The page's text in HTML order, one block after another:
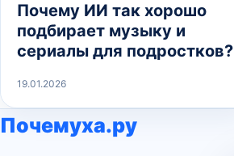
Почему ИИ так хорошо
подбирает музыку и
сериалы для подростков?
19.01.2026
Почемуха.ру